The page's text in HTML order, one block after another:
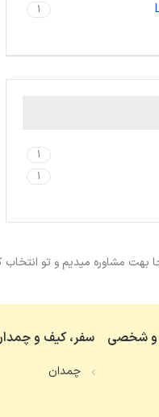
1
1
1
بهت مشاوره میدیم و تو
و شخصی سفر، کیف و
چمدان